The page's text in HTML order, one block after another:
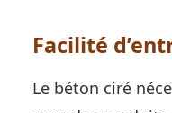
Facilité
Le béton ciré